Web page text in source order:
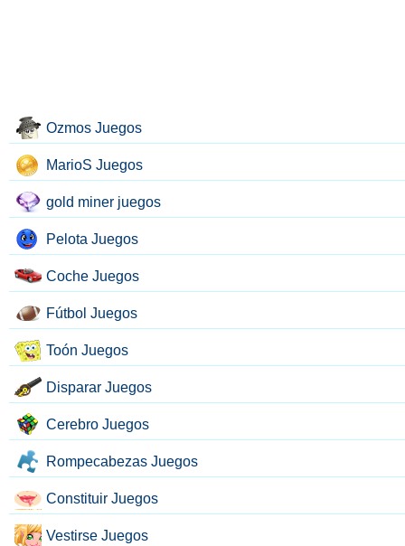
Ozmos Juegos
MarioS Juegos
gold miner juegos
Pelota Juegos
Coche Juegos
Fútbol Juegos
Toón Juegos
Disparar Juegos
Cerebro Juegos
Rompecabezas Juegos
Constituir Juegos
Vestirse Juegos